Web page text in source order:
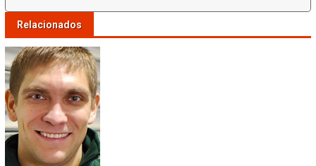
Relacionados